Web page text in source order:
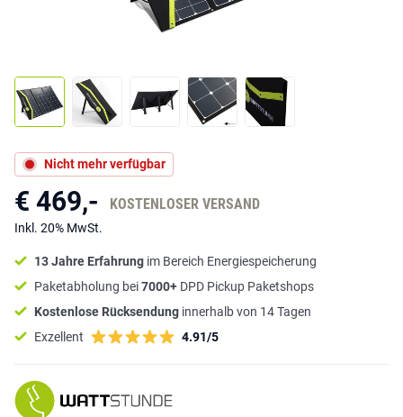
Nicht mehr verfügbar
€ 469,- KOSTENLOSER VERSAND
Inkl. 20% MwSt.
13 Jahre Erfahrung im Bereich Energiespeicherung
Paketabholung bei7000+ DPD Pickup Paketshops
Kostenlose Rücksendung innerhalb von 14 Tagen
Exzellent
4.91/5